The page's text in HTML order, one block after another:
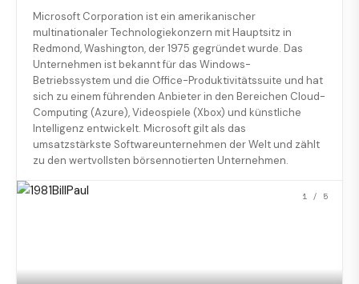
Microsoft Corporation ist ein amerikanischer
multinationaler Technologiekonzern mit Hauptsitz in
Redmond, Washington, der 1975 gegründet wurde. Das
Unternehmen ist bekannt für das Windows-
Betriebssystem und die Office-Produktivitätssuite und hat
sich zu einem führenden Anbieter in den Bereichen Cloud-
Computing (Azure), Videospiele (Xbox) und künstliche
Intelligenz entwickelt. Microsoft gilt als das
umsatzstärkste Softwareunternehmen der Welt und zählt
zu den wertvollsten börsennotierten Unternehmen.
1 / 5